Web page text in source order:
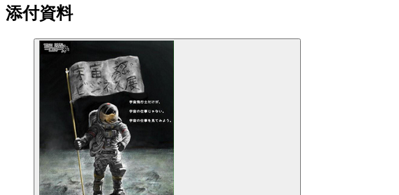
添付資料